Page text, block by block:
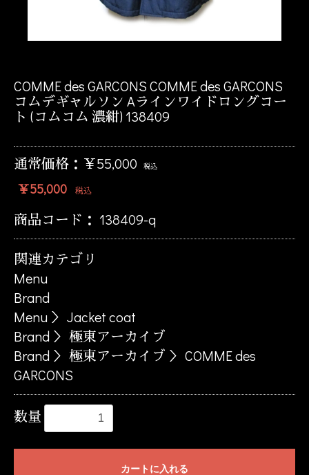
COMME des GARCONS COMME des GARCONS
コムデギャルソン Aラインワイドロングコー
ト (コムコム 濃紺) 138409
通常価格：￥55,000 税込
￥55,000 税込
商品コード： 138409-q
関連カテゴリ
Menu
Brand
Menu ＞ Jacket coat
Brand ＞ 極東アーカイブ
Brand ＞ 極東アーカイブ ＞ COMME des
GARCONS
数量
カートに入れる